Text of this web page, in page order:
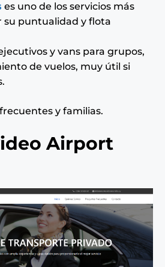
es uno de los servicios más
su puntualidad y flota
y vans para grupos,
de vuelos, muy útil si
y familias.
Airport